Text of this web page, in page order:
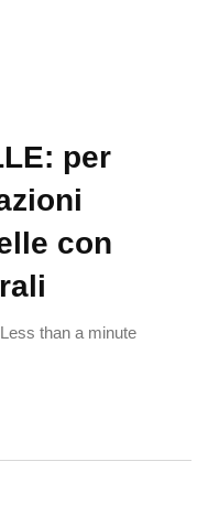
per
con
Less than a minute